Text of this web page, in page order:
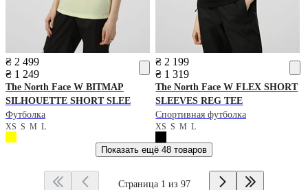
₴ 2 499
₴ 1 249
The North Face W BITMAP
SILHOUETTE SHORT SLEE
Футболка
XS S M L
₴ 2 199
₴ 1 319
The North Face W FLEX SHORT
SLEEVES REG TEE
Спортивная футболка
XSSML
Показать ещё 48 товаров
Страница 1 из 97